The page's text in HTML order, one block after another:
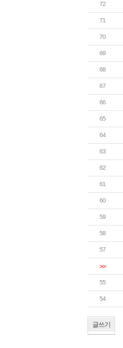
72
71
70
69
68
67
66
65
64
63
62
61
60
59
58
57
>>
55
54
글쓰기